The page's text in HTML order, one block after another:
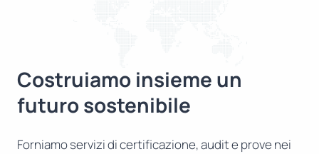
Costruiamo insieme un
futuro sostenibile
Forniamo servizi di certificazione, audit e prove nei